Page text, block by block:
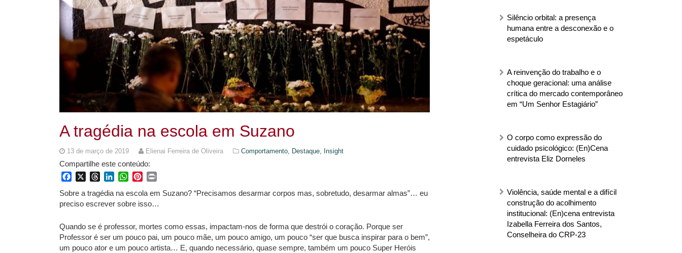
Silêncio orbital: a presença
humana entre a desconexão e o
espetáculo
A reinvenção do trabalho e o
choque geracional: uma análise
crítica do mercado contemporâneo
em “Um Senhor Estagiário”
O corpo como expressão do
cuidado psicológico: (En)Cena
entrevista Eliz Dorneles
Violência, saúde mental e a difícil
construção do acolhimento
institucional: (En)cena entrevista
Izabella Ferreira dos Santos,
Conselheira do CRP-23
A tragédia na escola em Suzano
13 de março de 2019 Elienai Ferreira de Oliveira Comportamento, Destaque, Insight
Compartilhe este conteúdo:
FacebookThreadsLinkedInWhatsApp
Pinterest
Sobre a tragédia na escola em Suzano? “Precisamos desarmar corpos mas, sobretudo, desarmar almas”… eu
preciso escrever sobre isso…
Quando se é professor, mortes como essas, impactam-nos de forma que destrói o coração. Porque ser
Professor é ser um pouco pai, um pouco mãe, um pouco amigo, um pouco “ser que busca inspirar para o bem”,
um pouco ator e um pouco artista… E, quando necessário, quase sempre, também um pouco Super Heróis